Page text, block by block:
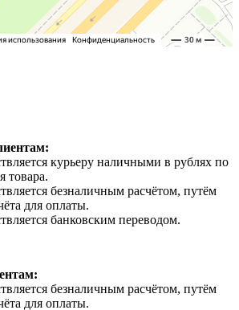
курьеру наличными в рублях по
товара.
безналичным расчётом, путём
для оплаты.
банковским переводом.
безналичным расчётом, путём
для оплаты.